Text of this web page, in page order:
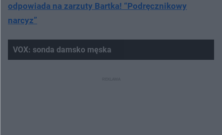
odpowiada na zarzuty Bartka! “Podręcznikowy
narcyz”
VOX: sonda damsko męska